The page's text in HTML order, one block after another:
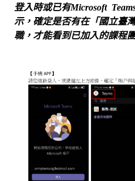
登入時或已有Microsoft
示，確定是否有在「國立臺
職，才能看到已加入的課程